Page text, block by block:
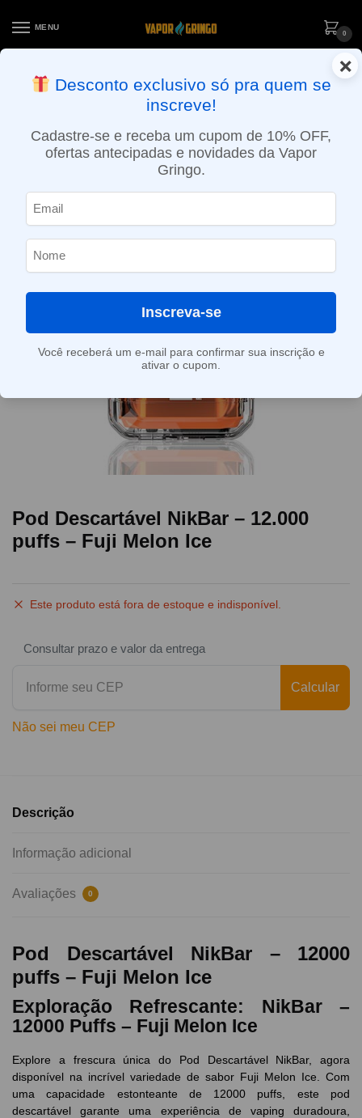
MENU
0
ENTREGA NO MESMO DIA EM SÃO PAULO (SEG A SEX): PEDIDOS
APROVADOS ATÉ 15:30 VIA MOTOBOY
Pod Descartável NikBar – 12.000
puffs – Fuji Melon Ice
Este produto está fora de estoque e indisponível.
Consultar prazo e valor da entrega
Calcular
Não sei meu CEP
Descrição
Informação adicional
Avaliações 0
Pod Descartável NikBar – 12000
puffs – Fuji Melon Ice
Exploração Refrescante: NikBar –
12000 Puffs – Fuji Melon Ice
Explore a frescura única do Pod Descartável NikBar, agora
disponível na incrível variedade de sabor Fuji Melon Ice. Com
uma capacidade estonteante de 12000 puffs, este pod
descartável garante uma experiência de vaping duradoura,
×
Desconto exclusivo só pra quem se
inscreve!
Cadastre-se e receba um cupom de 10% OFF,
ofertas antecipadas e novidades da Vapor
Gringo.
Inscreva-se
Você receberá um e-mail para confirmar sua inscrição e
ativar o cupom.